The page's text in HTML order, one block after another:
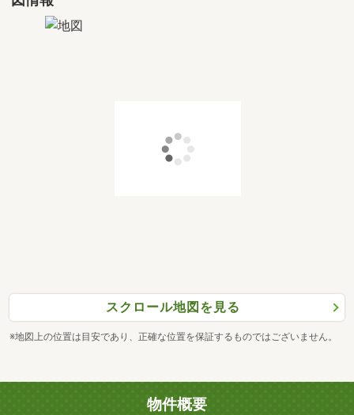
スクロール地図を見る
※地図上の位置は目安であり、正確な位置を保証するものではございません。
物件概要